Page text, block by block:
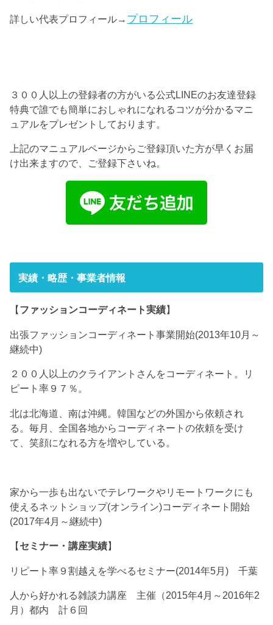
詳しい代表プロフィール→ プロフィール
３００人以上の登録者の方がいる公式LINEのお友達登録
特典で誰でも簡単におしゃれになれるコツが分かるマニ
ュアルをプレゼントしております。
上記のマニュアルページからご登録頂いた方が早くお届
け出来ますので、ご登録下さいね。
実績・略歴・事業者情報
【 ファッションコーディネート実績】
出張ファッションコーディネート事業開始(2013年10月～
継続中)
２００人以上のクライアントさんをコーディネート。リ
ピート率９７％。
北は北海道、南は沖縄。韓国などの外国から依頼され
る。毎月、全国各地からコーディネートの依頼を受け
て、笑顔になれる方を増やしている。
家から一歩も出ないでテレワークやリモートワークにも
使えるネットショップ(オンライン)コーディネート開始
(2017年4月～継続中)
【セミナー・講座実績】
リピート率９割越えを学べるセミナー(2014年5月) 千葉
人から好かれる雑談力講座 主催（2015年4月～2016年2
月）都内 計６回